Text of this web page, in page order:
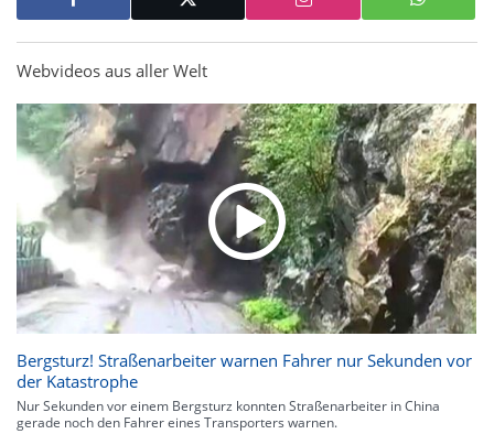
Webvideos aus aller Welt
Bergsturz! Straßenarbeiter warnen Fahrer nur Sekunden vor
der Katastrophe
Nur Sekunden vor einem Bergsturz konnten Straßenarbeiter in China
gerade noch den Fahrer eines Transporters warnen.